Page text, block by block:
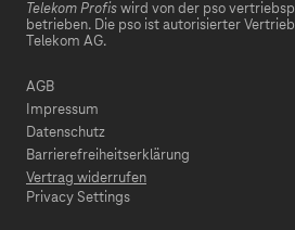
Telekom Profis wird von der pso
betrieben. Die pso ist autorisierter
Telekom AG.
AGB
Impressum
Datenschutz
Barrierefreiheitserklärung
Vertrag widerrufen
Privacy Settings